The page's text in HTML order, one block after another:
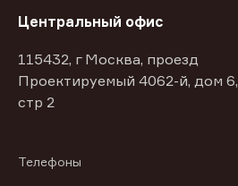
Центральный офис
115432, г Москва, проезд
Проектируемый 4062-й, дом 6,
стр 2
Телефоны